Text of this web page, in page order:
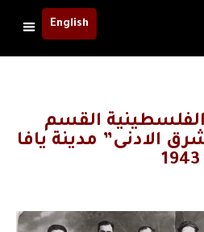
English
الفلسطينية القسم
الادنى” مدينة يافا
1943